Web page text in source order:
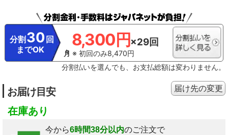
分割 30 回
までOK
8,300円×29回
※ 初回のみ8,470円
分割払いを選んでも、お支払総額は変わりません。
お届け目安
在庫あり
今から6時間38分以内のご注文で
届け先の変更